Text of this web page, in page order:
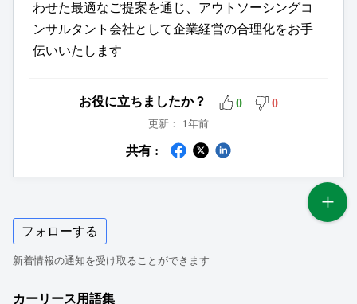
わせた最適なご提案を通じ、アウトソーシングコ
ンサルタント会社として企業経営の合理化をお手
伝いいたします
お役に立ちましたか？ 0 0
更新： 1年前
共有 :
フォローする
新着情報の通知を受け取ることができます
カーリース用語集